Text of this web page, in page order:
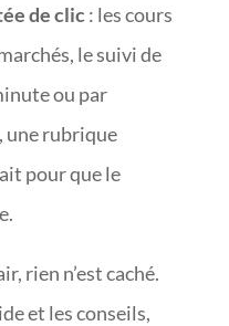
de clic : les cours
le suivi de
ou par
une rubrique
pour que le
rien n’est caché.
et les conseils,